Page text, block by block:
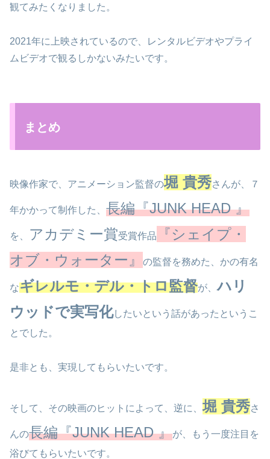
観てみたくなりました。
2021年に上映されているので、レンタルビデオやプライ
ムビデオで観るしかないみたいです。
まとめ
映像作家で、アニメーション監督の堀 貴秀さんが、７
年かかって制作した、 長編『JUNK HEAD 』
を、 アカデミー賞受賞作品
『シェイプ・
オブ・ウォーター』
の監督を務めた、かの有名
なギレルモ・デル・トロ監督が、ハリ
ウッドで実写化したいという話があったというこ
とでした。
是非とも、実現してもらいたいです。
そして、その映画のヒットによって、逆に、堀 貴秀さ
んの長編『JUNK HEAD 』が、もう一度注目を
浴びてもらいたいです。